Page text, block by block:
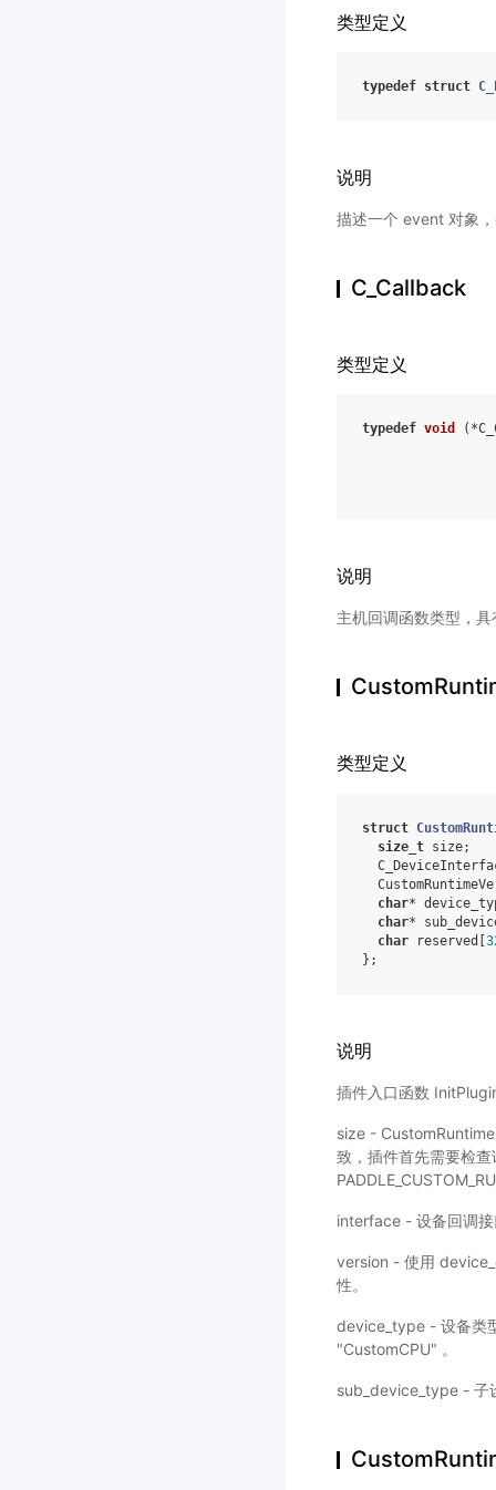
类型定义
typedef struct
说明
描述一个 event 对象
C_Callback
类型定义
typedef void ( *
说明
主机回调函数类型，
类型定义
struct
size_t size;
char*
char*
char
reserved [
};
说明
插件入口函数
size -
致，插件首先需要检
interface - 设备回调
version - 使用
性。
device_type - 设备类
"CustomCPU" 。
sub_device_type - 子